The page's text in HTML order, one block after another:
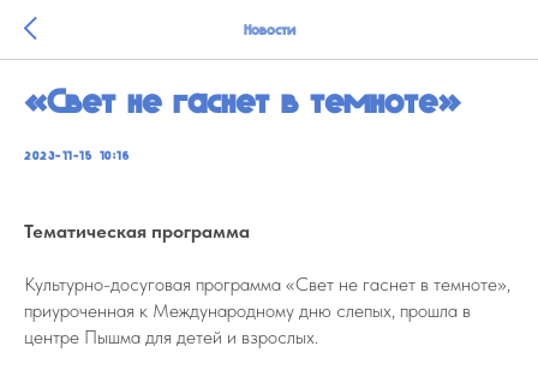
Новости
«Свет не гаснет в темноте»
2023-11-15 10:16
Тематическая программа
Культурно-досуговая программа «Свет не гаснет в темноте»,
приуроченная к Международному дню слепых, прошла в
центре Пышма для детей и взрослых.